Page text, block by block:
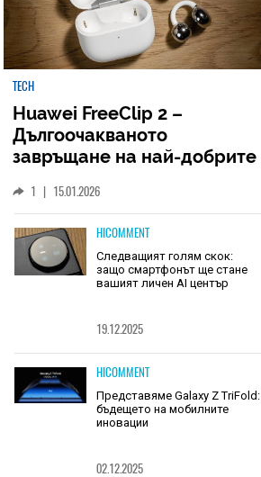
TECH
Huawei FreeClip 2 –
Дългоочакваното
завръщане на най-добрите
1 | 15.01.2026
HICOMMENT
Следващият голям скок:
защо смартфонът ще стане
вашият личен AI център
19.12.2025
HICOMMENT
Представяме Galaxy Z TriFold:
бъдещето на мобилните
иновации
02.12.2025